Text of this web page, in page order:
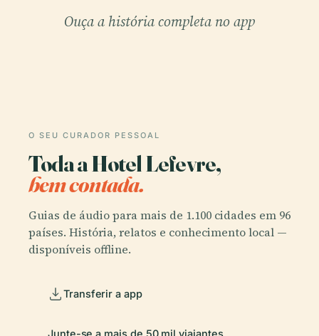
Ouça a história completa no app
O SEU CURADOR PESSOAL
Toda a Hotel Lefevre,
bem contada.
Guias de áudio para mais de 1.100 cidades em 96
países. História, relatos e conhecimento local —
disponíveis offline.
Transferir a app
Junte-se a mais de 50 mil viajantes